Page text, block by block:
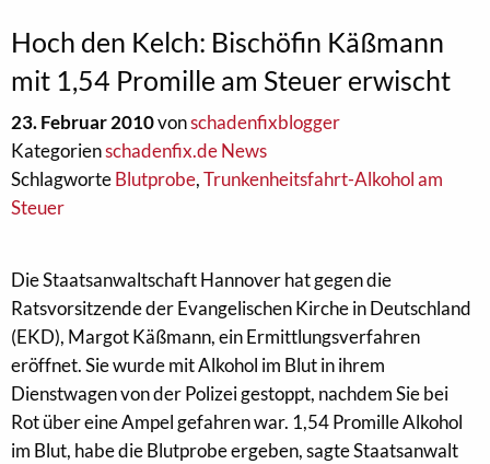
Hoch den Kelch: Bischöfin Käßmann
mit 1,54 Promille am Steuer erwischt
23. Februar 2010vonschadenfixblogger
Kategorienschadenfix.de News
SchlagworteBlutprobe,Trunkenheitsfahrt-Alkohol am
Steuer
Die Staatsanwaltschaft Hannover hat gegen die
Ratsvorsitzende der Evangelischen Kirche in Deutschland
(EKD), Margot Käßmann, ein Ermittlungsverfahren
eröffnet. Sie wurde mit Alkohol im Blut in ihrem
Dienstwagen von der Polizei gestoppt, nachdem Sie bei
Rot über eine Ampel gefahren war. 1,54 Promille Alkohol
im Blut, habe die Blutprobe ergeben, sagte Staatsanwalt